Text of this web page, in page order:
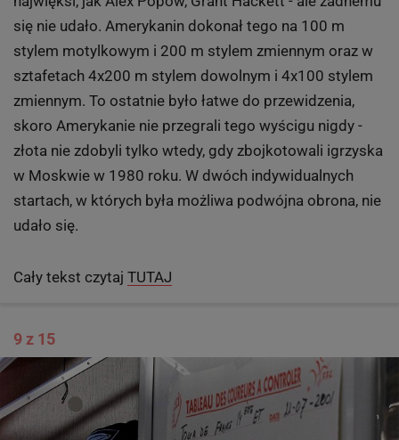
linijek, a gdyby Phelps spróbował założyć wszystkie
medale na szyję, to taką konkurencję ciężarowcy
nazywają martwym ciągiem, szkoda kręgosłupa,
byłoby to jakieś 40 kg. Nie tylko o to chodzi.
Pływacy bardziej docenią w Phelpsie co innego niż
liczba medali, a mianowicie zdobycie i obronienie tytułu
w swojej konkurencji na trzech kolejnych igrzyskach
olimpijskich. Bo niektórzy próbowali - wśród nich
najwięksi, jak Alex Popow, Grant Hackett - ale żadnemu
stylem motylkowym i 200 m stylem zmiennym oraz w
zmiennym. To ostatnie było łatwe do przewidzenia,
skoro Amerykanie nie przegrali tego wyścigu nigdy -
złota nie zdobyli tylko wtedy, gdy zbojkotowali igrzyska
w Moskwie w 1980 roku. W dwóch indywidualnych
startach, w których była możliwa podwójna obrona, nie